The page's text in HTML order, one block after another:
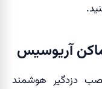
آریوسیس
دزدگیر هوشمند